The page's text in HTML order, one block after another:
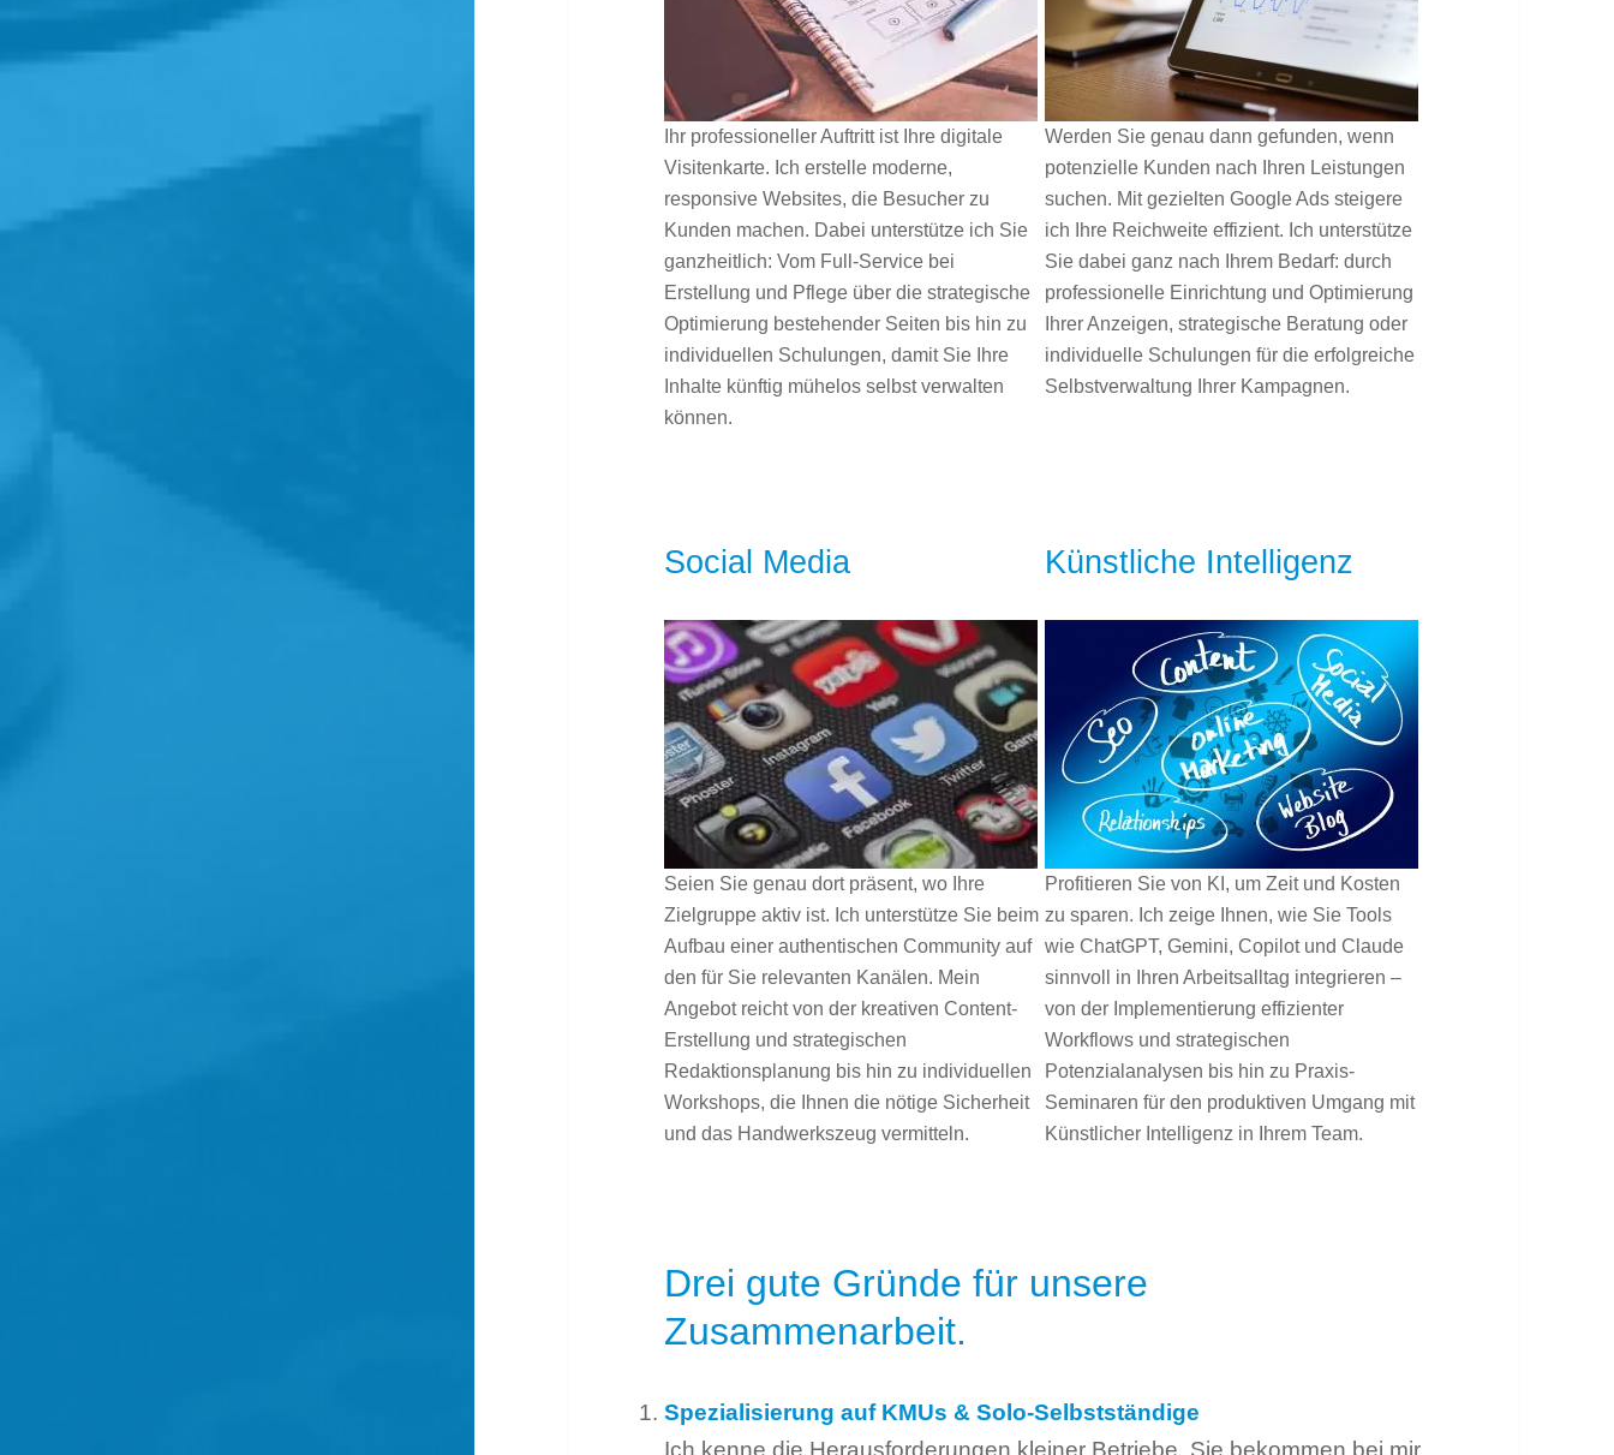
Ihr professioneller Auftritt ist Ihre digitale
Visitenkarte. Ich erstelle moderne,
responsive Websites, die Besucher zu
Kunden machen. Dabei unterstütze ich Sie
ganzheitlich: Vom Full-Service bei
Erstellung und Pflege über die strategische
Optimierung bestehender Seiten bis hin zu
individuellen Schulungen, damit Sie Ihre
Inhalte künftig mühelos selbst verwalten
können.
Werden Sie genau dann gefunden, wenn
potenzielle Kunden nach Ihren Leistungen
suchen. Mit gezielten Google Ads steigere
ich Ihre Reichweite effizient. Ich unterstütze
Sie dabei ganz nach Ihrem Bedarf: durch
professionelle Einrichtung und Optimierung
Ihrer Anzeigen, strategische Beratung oder
individuelle Schulungen für die erfolgreiche
Selbstverwaltung Ihrer Kampagnen.
Social Media
Seien Sie genau dort präsent, wo Ihre
Zielgruppe aktiv ist. Ich unterstütze Sie beim
Aufbau einer authentischen Community auf
den für Sie relevanten Kanälen. Mein
Angebot reicht von der kreativen Content-
Erstellung und strategischen
Redaktionsplanung bis hin zu individuellen
Workshops, die Ihnen die nötige Sicherheit
und das Handwerkszeug vermitteln.
Künstliche Intelligenz
Profitieren Sie von KI, um Zeit und Kosten
zu sparen. Ich zeige Ihnen, wie Sie Tools
wie ChatGPT, Gemini, Copilot und Claude
sinnvoll in Ihren Arbeitsalltag integrieren –
von der Implementierung effizienter
Workflows und strategischen
Potenzialanalysen bis hin zu Praxis-
Seminaren für den produktiven Umgang mit
Künstlicher Intelligenz in Ihrem Team.
Drei gute Gründe für unsere
Zusammenarbeit.
Spezialisierung auf KMUs & Solo-Selbstständige
Ich kenne die Herausforderungen kleiner Betriebe. Sie bekommen bei mir